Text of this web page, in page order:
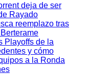
deja de ser
Rayado
reemplazo tras
Playoffs de la
y cómo
a la Ronda